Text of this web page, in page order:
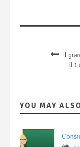
Il
Il
YOU MAY